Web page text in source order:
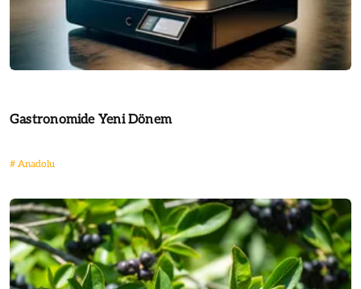
Gastronomide Yeni Dönem
# Anadolu